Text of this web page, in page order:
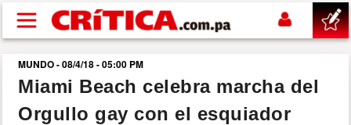
Pasar al contenido principal
buscar
SUCESOS
MUNDO - 08/4/18 - 05:00 PM
Miami Beach celebra marcha del
Orgullo gay con el esquiador